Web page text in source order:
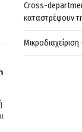
LinkedIn
Cross-
καταστρέφουν